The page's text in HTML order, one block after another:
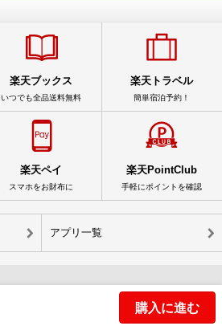
購入に進む
楽天ブックス
いつでも全品送料無料
楽天トラベル
簡単宿泊予約！
楽天ペイ
スマホをお財布に
楽天PointClub
手軽にポイントを確認
アプリ一覧